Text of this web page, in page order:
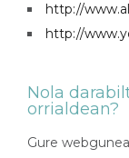
http://
http://
Nola
orrialdean?
Gure